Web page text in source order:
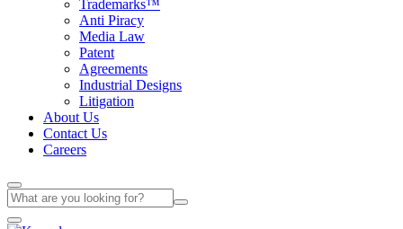
Trademarks™
Anti Piracy
Media Law
Patent
Agreements
Industrial Designs
Litigation
About Us
Contact Us
Careers